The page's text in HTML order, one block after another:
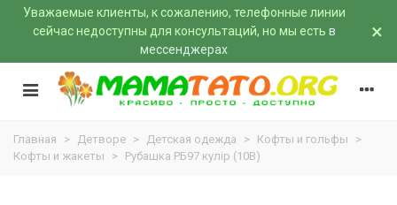
Уважаемые клиенты, к сожалению, телефонные линии
сейчас недоступны для консультаций, но мы есть в
мессенджерах
×
Главная > Детворе > Детская одежда > Кофты и гольфы
>
Кофты и жакеты
> Рубашка РБ97 кулір (10B)